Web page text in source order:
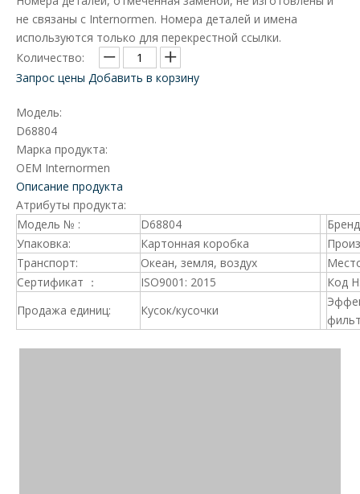
не связаны с Internormen. Номера деталей и имена
используются только для перекрестной ссылки.
Количество:
Запрос цены Добавить в корзину
Модель:
D68804
Марка продукта:
OEM Internormen
Описание продукта
Атрибуты продукта:
Модель № :
D68804
Упаковка:
Картонная коробка
Транспорт:
Океан, земля, воздух
Сертификат ：
ISO9001: 2015
Код
Продажа единиц:
Кусок/кусочки